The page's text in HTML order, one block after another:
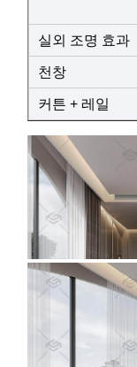
실외 조명 효과
천창
커튼 + 레일